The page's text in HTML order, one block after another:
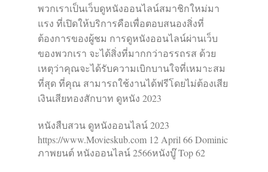
พวกเราเป็นเว็บดูหนังออนไลน์สมาชิกใหม่มา
แรง ที่เปิดให้บริการคือเพื่อตอบสนองสิ่งที่
ต้องการของผู้ชม การดูหนังออนไลน์ผ่านเว็บ
ของพวกเรา จะได้สิ่งที่มากกว่าอรรถรส ด้วย
เหตุว่าคุณจะได้รับความเบิกบานใจที่เหมาะสม
ที่สุด ที่คุณ สามารถใช้งานได้ฟรีโดยไม่ต้องเสีย
เงินเสียทองสักบาท ดูหนัง 2023
หนังสืบสวน ดูหนังออนไลน์ 2023
https://www.Movieskub.com 12 April 66 Dominic
ภาพยนต์ หนังออนไลน์ 2566หนังบู๊ Top 62